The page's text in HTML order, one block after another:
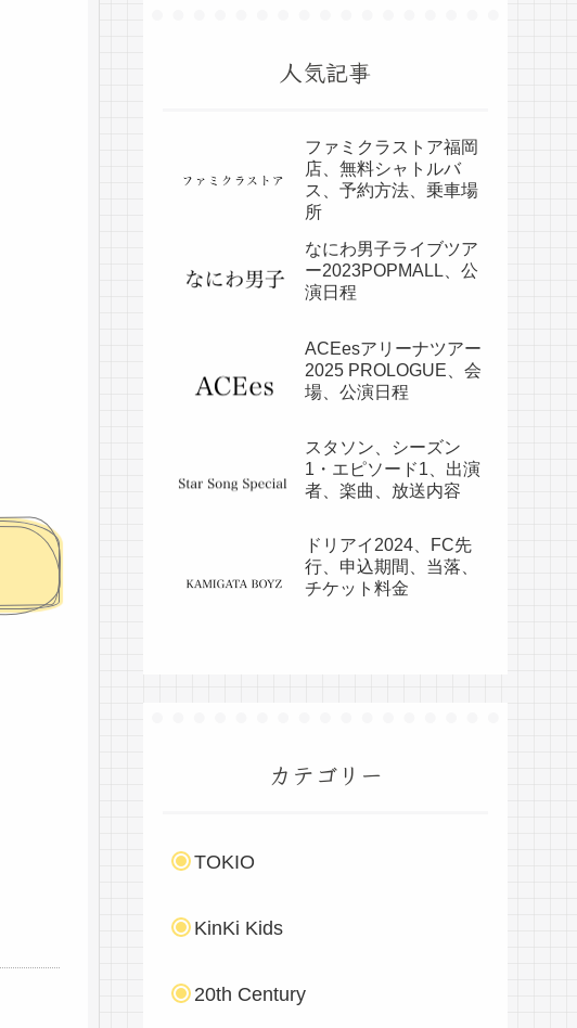
人気記事
ファミクラストア福岡
店、無料シャトルバ
ス、予約方法、乗車場
所
なにわ男子ライブツア
ー2023POPMALL、公
演日程
ACEesアリーナツアー
2025 PROLOGUE、会
場、公演日程
スタソン、シーズン
1・エピソード1、出演
者、楽曲、放送内容
ドリアイ2024、FC先
行、申込期間、当落、
チケット料金
カテゴリー
TOKIO
KinKi Kids
20th Century